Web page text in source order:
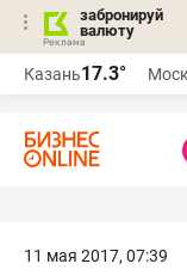
забронируй
валюту
Казань17.3°
11 мая 2017, 07:39